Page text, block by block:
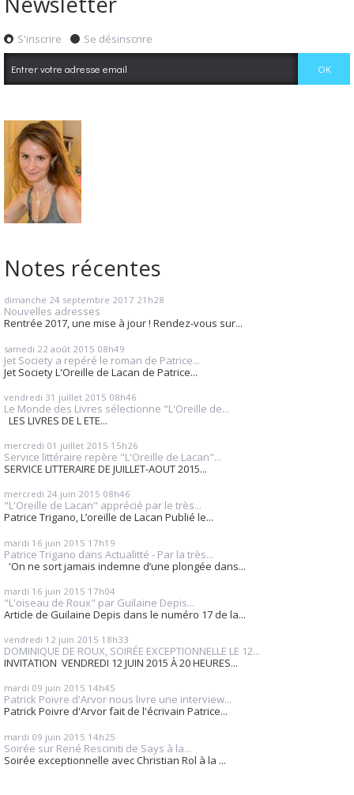
S'inscrire Se désinscrire
Notes récentes
dimanche 24 septembre 2017 21h28
Nouvelles adresses
Rentrée 2017, une mise à jour ! Rendez-vous sur...
samedi 22 août 2015 08h49
Jet Society a repéré le roman de Patrice...
Jet Society L'Oreille de Lacan de Patrice...
vendredi 31 juillet 2015 08h46
Le Monde des Livres sélectionne "L'Oreille de...
LES LIVRES DE L ETE...
mercredi 01 juillet 2015 15h26
Service littéraire repère "L'Oreille de Lacan"...
SERVICE LITTERAIRE DE JUILLET-AOUT 2015...
mercredi 24 juin 2015 08h46
"L'Oreille de Lacan" apprécié par le très...
Patrice Trigano, L’oreille de Lacan Publié le...
mardi 16 juin 2015 17h19
Patrice Trigano dans Actualitté - Par la très...
'On ne sort jamais indemne d’une plongée dans...
mardi 16 juin 2015 17h04
"L'oiseau de Roux" par Guilaine Depis...
Article de Guilaine Depis dans le numéro 17 de la...
vendredi 12 juin 2015 18h33
DOMINIQUE DE ROUX, SOIRÉE EXCEPTIONNELLE LE 12...
INVITATION VENDREDI 12 JUIN 2015 À 20 HEURES...
mardi 09 juin 2015 14h45
Patrick Poivre d'Arvor nous livre une interview...
Patrick Poivre d'Arvor fait de l'écrivain Patrice...
mardi 09 juin 2015 14h25
Soirée sur René Resciniti de Says à la...
Soirée exceptionnelle avec Christian Rol à la ...